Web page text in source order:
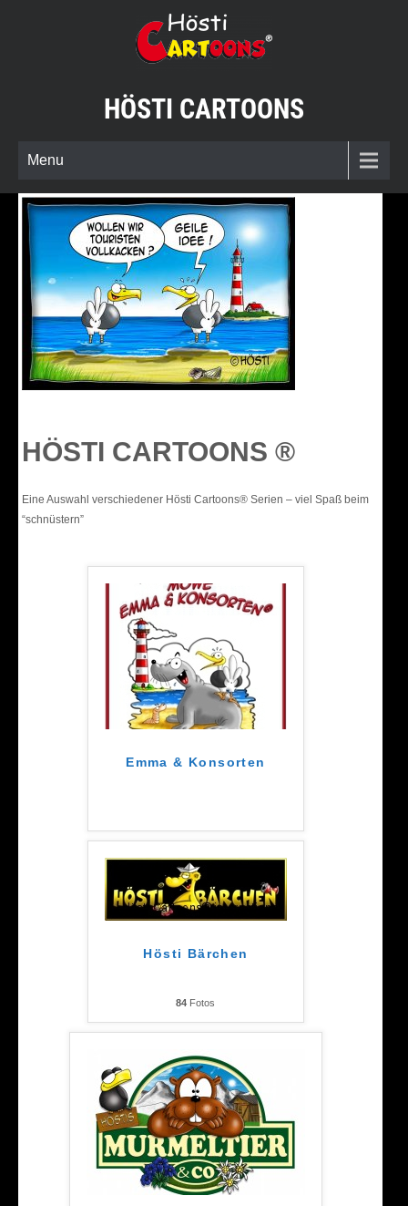
HÖSTI CARTOONS
Menu
HÖSTI CARTOONS ®
Eine Auswahl verschiedener Hösti Cartoons® Serien – viel Spaß beim
“schnüstern”
Emma & Konsorten
Hösti Bärchen
84 Fotos